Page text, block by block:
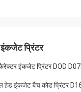
प्रिंटर
इंकजेट प्रिंटर DOD
हेड इंकजेट बैच कोड प्रिंटर